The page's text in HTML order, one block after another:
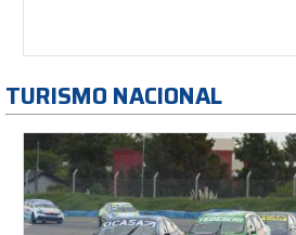
TURISMO NACIONAL